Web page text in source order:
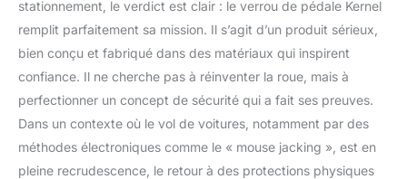
stationnement, le verdict est clair : le verrou de pédale Kernel
remplit parfaitement sa mission. Il s’agit d’un produit sérieux,
bien conçu et fabriqué dans des matériaux qui inspirent
confiance. Il ne cherche pas à réinventer la roue, mais à
perfectionner un concept de sécurité qui a fait ses preuves.
Dans un contexte où le vol de voitures, notamment par des
méthodes électroniques comme le « mouse jacking », est en
pleine recrudescence, le retour à des protections physiques